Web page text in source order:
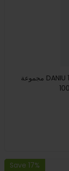
مجموعة DANIU 1 P6100 DC-100MHz Oscilloscope Probe
Save 17%